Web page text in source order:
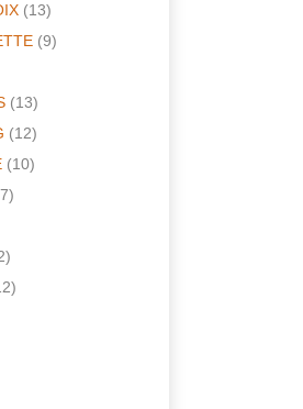
(13)
(9)
(13)
(12)
(10)